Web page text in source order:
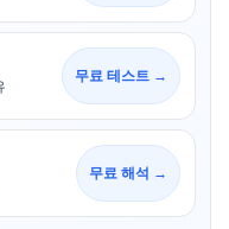
무료 테스트 →
무료 해석 →